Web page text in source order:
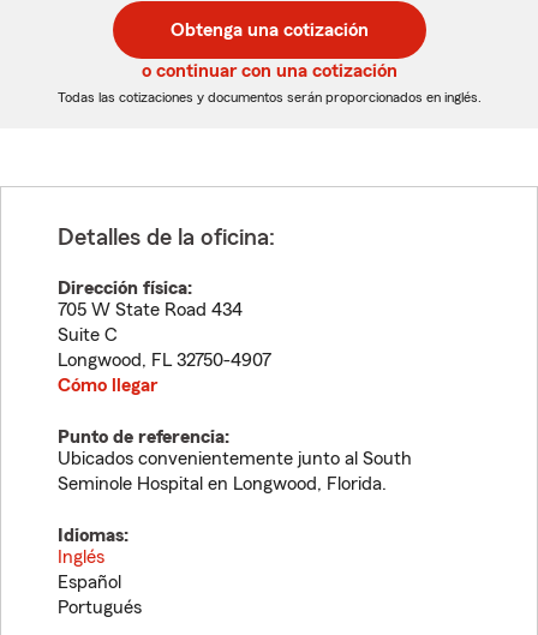
de
5
dígitos
de
5
dígitos
Obtenga una cotización
o continuar con una cotización
Todas las cotizaciones y documentos serán proporcionados en inglés.
Detalles de la oficina:
Dirección física:
705 W State Road 434
Suite C
Longwood, FL 32750-4907
Cómo llegar
Punto de referencia:
Ubicados convenientemente junto al South
Seminole Hospital en Longwood, Florida.
Idiomas:
Inglés
Español
Portugués